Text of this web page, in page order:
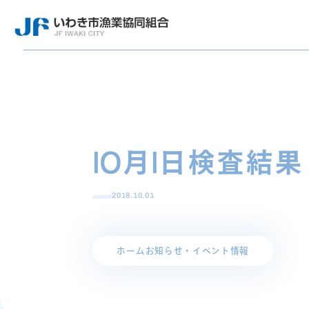
10月1日検査結果
2018.10.01
ホーム お知らせ・イベント情報